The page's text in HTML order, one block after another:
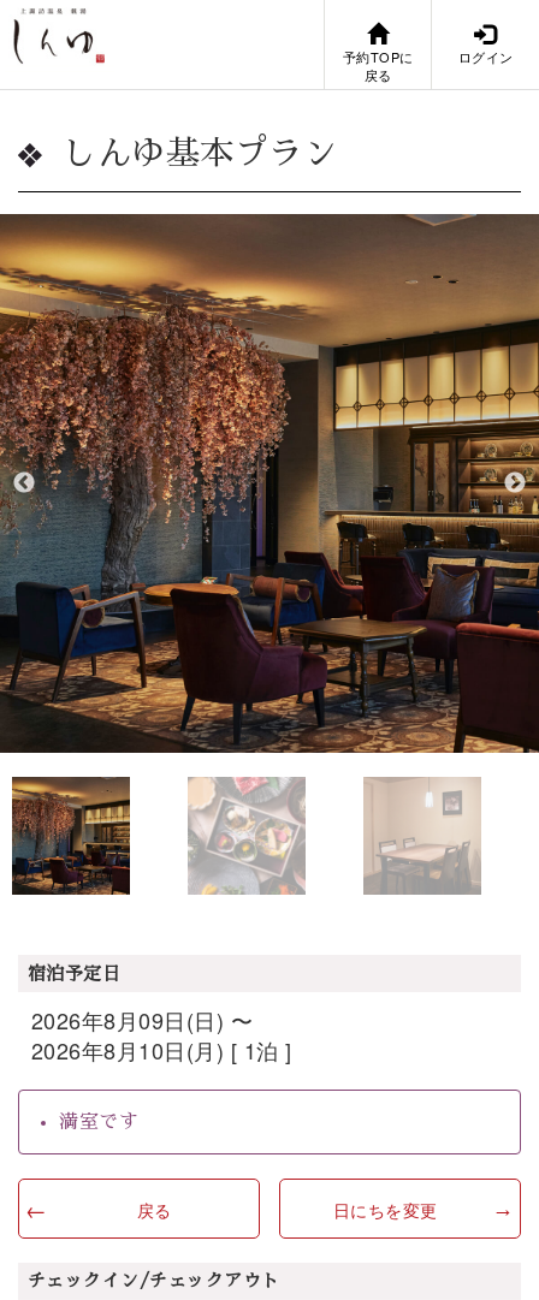
予約TOPに
戻る
ログイン
しんゆ基本プラン
宿泊予定日
2026年8月09日(日) 〜
2026年8月10日(月) [ 1泊 ]
満室です
戻る 日にちを変更
チェックイン/チェックアウト